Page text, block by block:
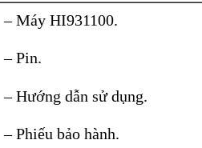
– Máy HI931100.
– Pin.
– Hướng dẫn sử dụng.
– Phiếu bảo hành.